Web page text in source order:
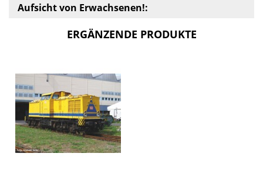
Aufsicht von Erwachsenen!:
ERGÄNZENDE PRODUKTE